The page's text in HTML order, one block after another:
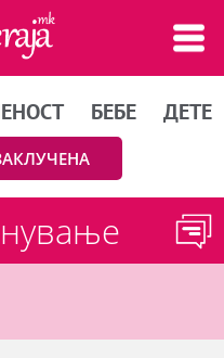
БЕБЕ ДЕТЕ